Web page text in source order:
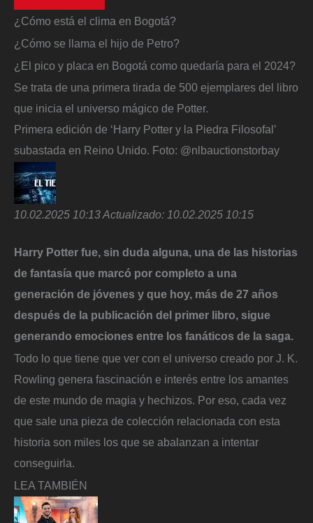
¿Cómo está el clima en Bogotá?
¿Cómo se llama el hijo de Petro?
¿El pico y placa en Bogotá como quedaría para el 2024?
Se trata de una primera tirada de 500 ejemplares del libro
que inicia el universo mágico de Potter.
Primera edición de ‘Harry Potter y la Piedra Filosofal’
subastada en Reino Unido. Foto: @nlbauctionstorbay
10.02.2025 10:13Actualizado: 10.02.2025 10:15
Harry Potter fue, sin duda alguna, una de las historias
de fantasía que marcó por completo a una
generación de jóvenes y que hoy, más de 27 años
después de la publicación del primer libro, sigue
generando emociones entre los fanáticos de la saga.
Todo lo que tiene que ver con el universo creado por J. K.
Rowling genera fascinación e interés entre los amantes
de este mundo de magia y hechizos. Por eso, cada vez
que sale una pieza de colección relacionada con esta
historia son miles los que se abalanzan a intentar
conseguirla.
LEA TAMBIÉN